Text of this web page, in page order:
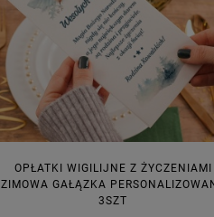
OPŁATKI WIGILIJNE Z ŻYCZENIAMI
ZIMOWA GAŁĄZKA
3SZT